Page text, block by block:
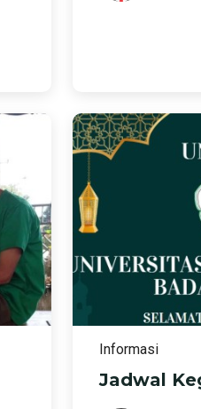
Informasi
Jadwal